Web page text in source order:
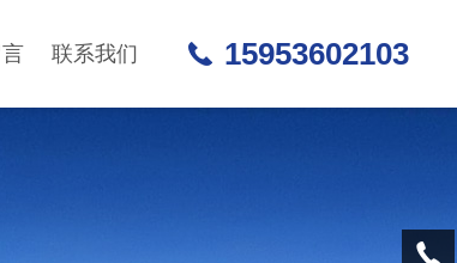
联系我们 15953602103